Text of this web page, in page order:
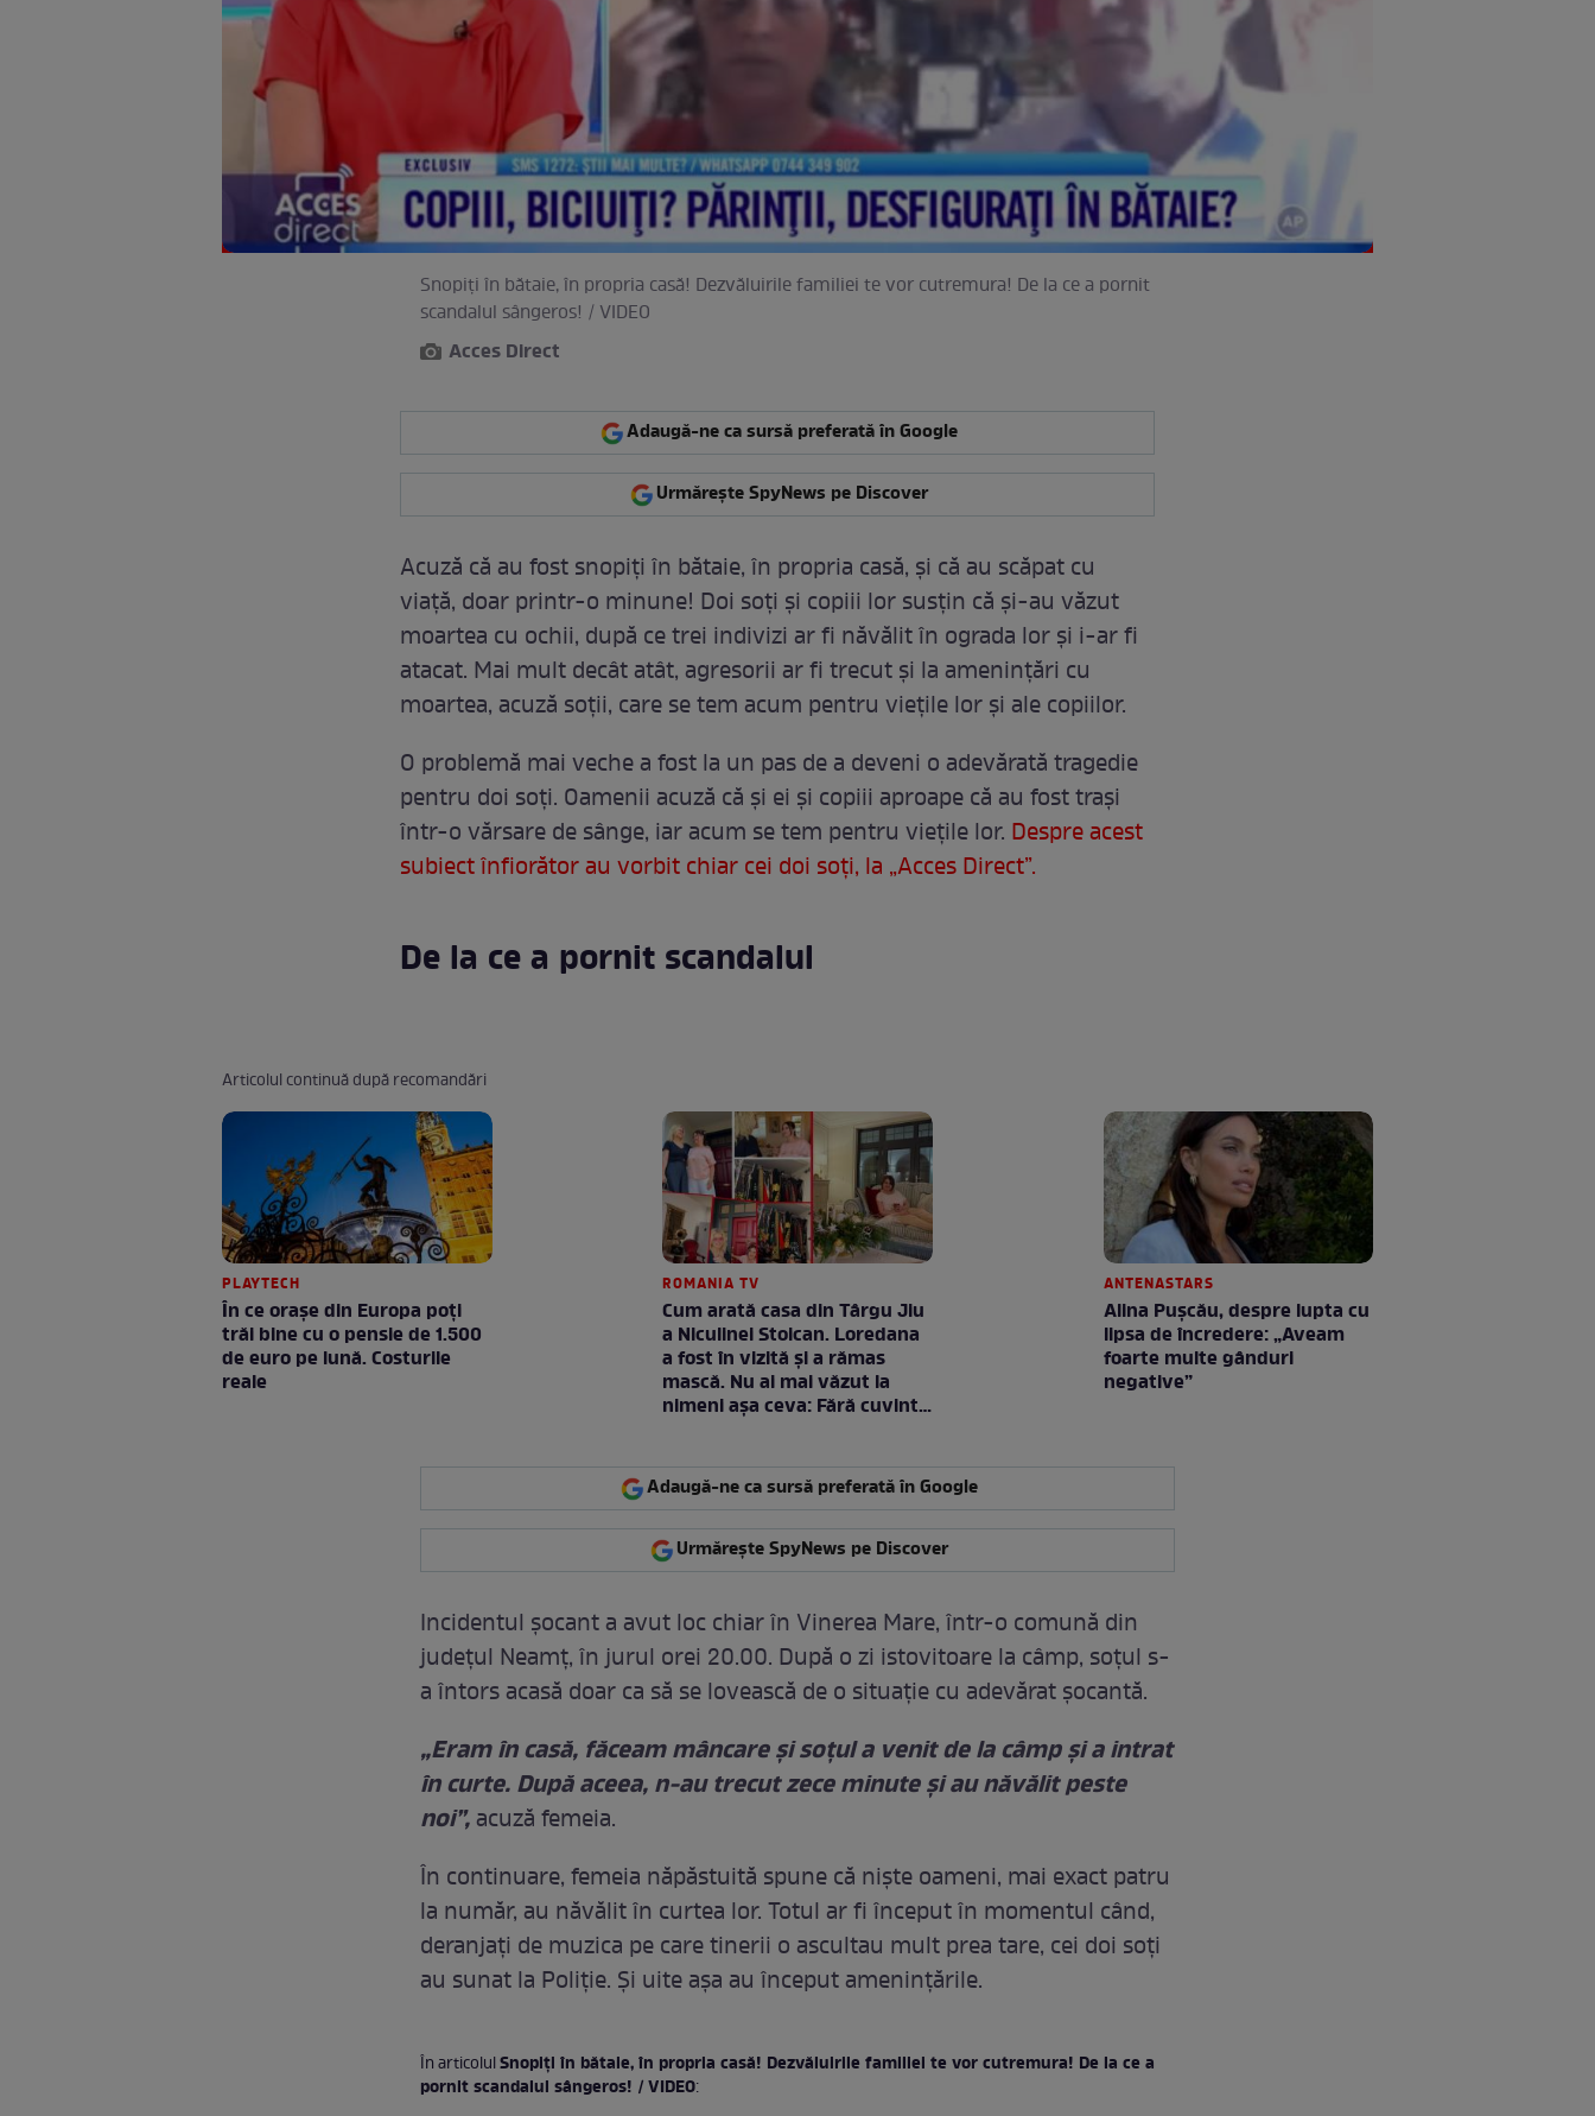
Snopiți în bătaie, în propria casă! Dezvăluirile familiei te vor cutremura! De la ce a pornit
scandalul sângeros! / VIDEO
Acces Direct
Adaugă-ne ca sursă preferată în Google
Urmărește SpyNews pe Discover
Acuză că au fost snopiți în bătaie, în propria casă, și că au scăpat cu
viață, doar printr-o minune! Doi soți și copiii lor susțin că și-au văzut
moartea cu ochii, după ce trei indivizi ar fi năvălit în ograda lor și i-ar fi
atacat. Mai mult decât atât, agresorii ar fi trecut și la amenințări cu
moartea, acuză soții, care se tem acum pentru viețile lor și ale copiilor.
O problemă mai veche a fost la un pas de a deveni o adevărată tragedie
pentru doi soți. Oamenii acuză că și ei și copiii aproape că au fost trași
într-o vărsare de sânge, iar acum se tem pentru viețile lor. Despre acest
subiect înfiorător au vorbit chiar cei doi soți, la „Acces Direct”.
De la ce a pornit scandalul
Articolul continuă după recomandări
PLAYTECH
În ce orașe din Europa poți
trăi bine cu o pensie de 1.500
de euro pe lună. Costurile
reale
ROMANIA TV
Cum arată casa din Târgu Jiu
a Niculinei Stoican. Loredana
a fost în vizită și a rămas
mască. Nu ai mai văzut la
nimeni așa ceva: Fără cuvinte
ANTENASTARS
Alina Pușcău, despre lupta cu
lipsa de încredere: „Aveam
foarte multe gânduri
negative”
Adaugă-ne ca sursă preferată în Google
Urmărește SpyNews pe Discover
Incidentul șocant a avut loc chiar în Vinerea Mare, într-o comună din
județul Neamț, în jurul orei 20.00. După o zi istovitoare la câmp, soțul s-
a întors acasă doar ca să se lovească de o situație cu adevărat șocantă.
„Eram în casă, făceam mâncare și soțul a venit de la câmp și a intrat
în curte. După aceea, n-au trecut zece minute și au năvălit peste
noi”,acuză femeia.
În continuare, femeia năpăstuită spune că niște oameni, mai exact patru
la număr, au năvălit în curtea lor. Totul ar fi început în momentul când,
deranjați de muzica pe care tinerii o ascultau mult prea tare, cei doi soți
au sunat la Poliție. Și uite așa au început amenințările.
În articolulSnopiți în bătaie, în propria casă! Dezvăluirile familiei te vor cutremura! De la ce a
pornit scandalul sângeros! / VIDEO: